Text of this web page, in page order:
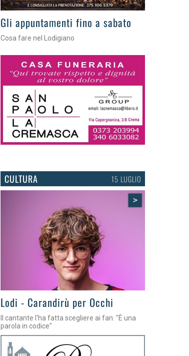
Gli appuntamenti fino a sabato
Cosa fare nel Lodigiano
CULTURA 15 LUGLIO
>
Lodi - Carandirù per Occhi
Il cantante l'ha fatta scegliere ai fan: "È una
parola in codice"